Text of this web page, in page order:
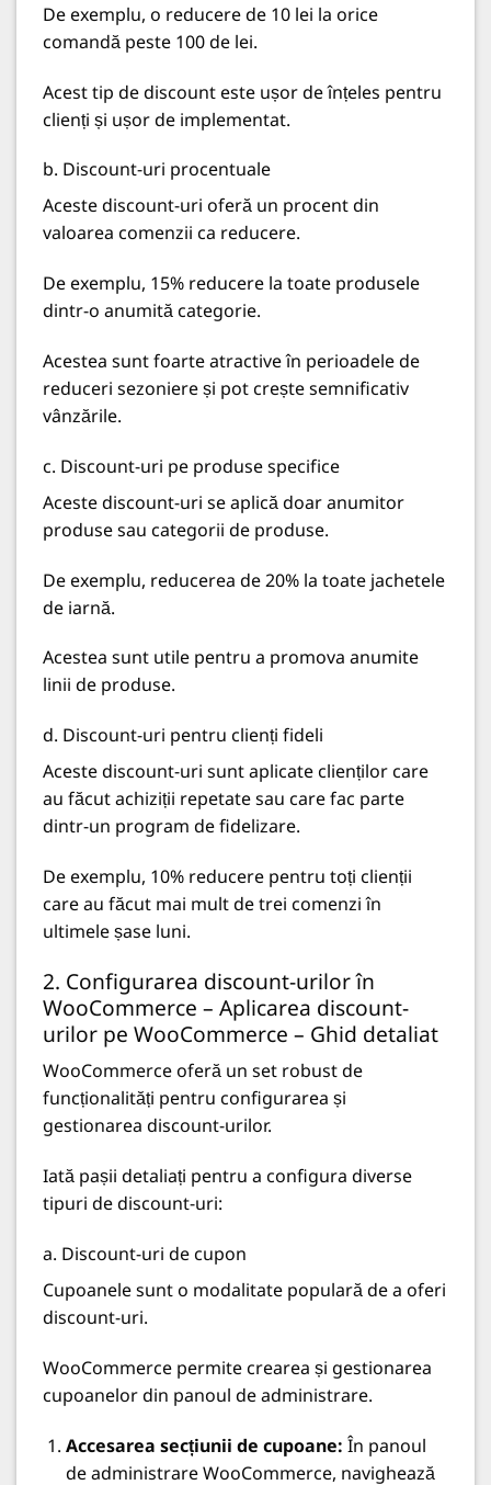
De exemplu, o reducere de 10 lei la orice
comandă peste 100 de lei.
Acest tip de discount este ușor de înțeles pentru
clienți și ușor de implementat.
b. Discount-uri procentuale
Aceste discount-uri oferă un procent din
valoarea comenzii ca reducere.
De exemplu, 15% reducere la toate produsele
dintr-o anumită categorie.
Acestea sunt foarte atractive în perioadele de
reduceri sezoniereși pot crește semnificativ
vânzările.
c. Discount-uri pe produse specifice
Aceste discount-uri se aplică doar anumitor
produse sau categorii de produse.
De exemplu, reducerea de 20% la toate jachetele
de iarnă.
Acestea sunt utile pentru a promova anumite
linii de produse.
d. Discount-uri pentru clienți fideli
Aceste discount-uri sunt aplicate clienților care
au făcut achiziții repetate sau care fac parte
dintr-un program de fidelizare.
De exemplu, 10% reducere pentru toți clienții
care au făcut mai mult de trei comenzi în
ultimele șase luni.
2. Configurarea discount-urilor în
WooCommerce – Aplicarea discount-
urilor pe WooCommerce – Ghid detaliat
WooCommerce oferă un set robust de
funcționalități pentru configurarea și
gestionarea discount-urilor.
Iată pașii detaliați pentru a configura diverse
tipuri de discount-uri:
a. Discount-uri de cupon
Cupoanele sunt o modalitate populară de a oferi
discount-uri.
WooCommerce permite crearea și gestionarea
cupoanelor din panoul de administrare.
Accesarea secțiunii de cupoane: În panoul
de administrare WooCommerce, navighează